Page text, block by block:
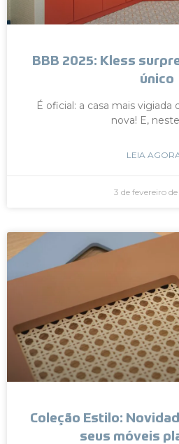
BBB 2025: Kless
único
É oficial: a casa mais vigiada
nova! E,
LEIA
3 de fevereiro
Coleção Estilo:
seus móveis